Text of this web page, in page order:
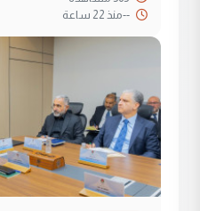
--منذ 22 ساعة